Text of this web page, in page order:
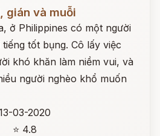
gián và muỗi
ở Philippines có một người
tốt bụng. Cô lấy việc
khó khăn làm niềm vui, và
người nghèo khổ muốn
03-2020
⭐ 4.8